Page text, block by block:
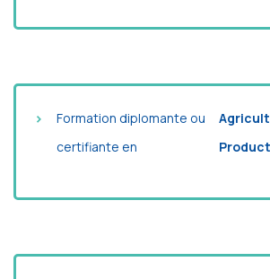
Formation diplomante ou
certifiante en